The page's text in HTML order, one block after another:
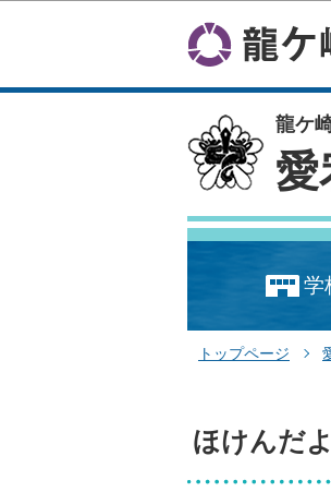
龍ケ
愛
学
トップページ
ほけんだ